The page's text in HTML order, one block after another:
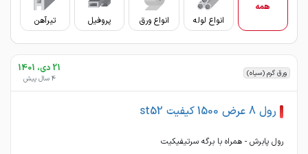
همه
انواع لوله
انواع ورق پروفیل تیرآهن
ورق گرم (سیاه) 21 دی، 1401
4 سال پیش
رول 8 عرض 1500 کیفیت st52
رول پابرش - همراه با برگه سرتیفیکیت